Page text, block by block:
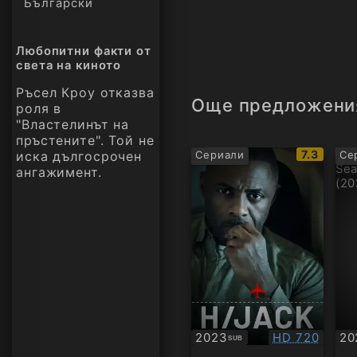
Български
Любопитни факти от
света на киното
Ръсел Кроу отказва
роля в
"Властелинът на
пръстените". Той не
иска дългосрочен
ангажимент.
Още
Сериали
IMDb
рейтинг:
7.3
2023SUB
Субтитри Качество:
HD 720